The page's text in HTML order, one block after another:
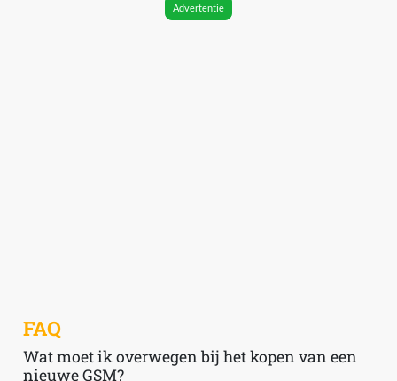
Advertentie
FAQ
Wat moet ik overwegen bij het kopen van een
nieuwe GSM?